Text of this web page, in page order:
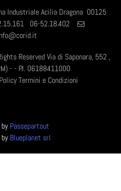
Industriale Acilia Dragona 00125
06-52.18.402
Reserved Via di Saponara, 552 ,
- - P.I. 06188411000
Termini e Condizioni
Passepartout
Blueplanet srl